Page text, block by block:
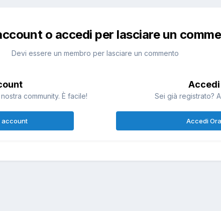
o accedi per lasciare un
Devi essere un membro per lasciare un commento
community. È facile!
account
Accedi
Sei già registrato?
Accedi Ora